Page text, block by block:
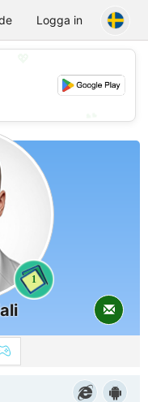
Logga in
1